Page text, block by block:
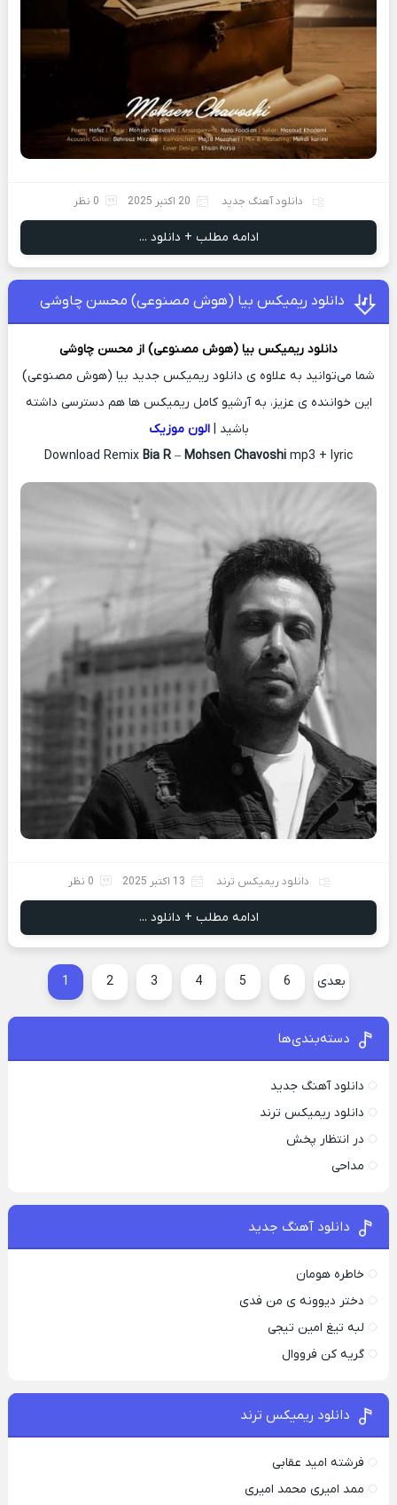
دانلود آهنگ جدید 20 اکتبر 2025 0 نظر
ادامه مطلب + دانلود ...
دانلود ریمیکس بیا (هوش مصنوعی) محسن چاوشی
دانلود ریمیکس بیا (هوش مصنوعی) از محسن چاوشی
شما می‌توانید به علاوه ی دانلود ریمیکس جدید بیا (هوش مصنوعی)
این خواننده ی عزیز، به آرشیو کامل ریمیکس ها هم دسترسی داشته
باشید |الون موزیک
Download Remix Bia R – Mohsen Chavoshi mp3 + lyric
دانلود ریمیکس ترند 13 اکتبر 2025 0 نظر
ادامه مطلب + دانلود ...
1 2 3 4 5 6 بعدی
دسته‌بندی‌ها
دانلود آهنگ جدید
دانلود ریمیکس ترند
در انتظار پخش
مداحی
دانلود آهنگ جدید
خاطره هومان
دختر دیوونه‌ ی من فدی
لبه تیغ امین تیجی
گریه کن فرووال
دانلود ریمیکس ترند
فرشته امید عقابی
ممد امیری محمد امیری